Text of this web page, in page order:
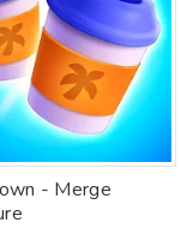
- Merge